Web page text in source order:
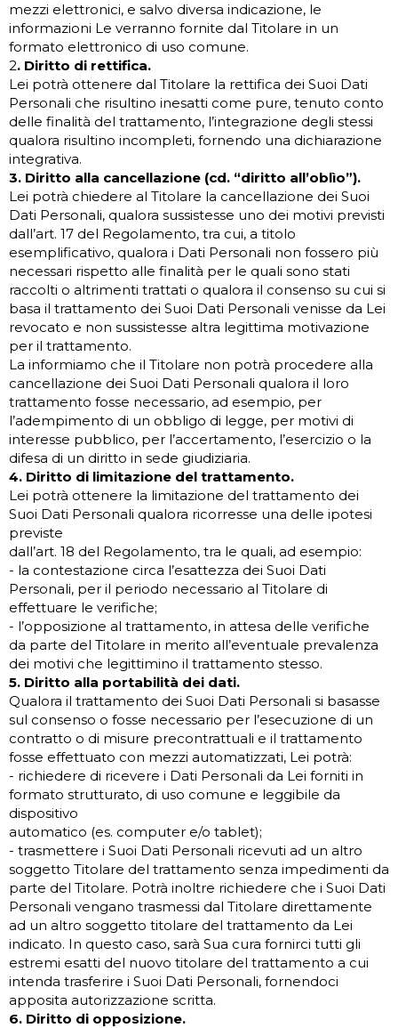
mezzi elettronici, e salvo diversa indicazione, le
informazioni Le verranno fornite dal Titolare in un
formato elettronico di uso comune.
2. Diritto di rettifica.
Lei potrà ottenere dal Titolare la rettifica dei Suoi Dati
Personali che risultino inesatti come pure, tenuto conto
delle finalità del trattamento, l’integrazione degli stessi
qualora risultino incompleti, fornendo una dichiarazione
integrativa.
3. Diritto alla cancellazione (cd. “diritto all’oblìo”).
Lei potrà chiedere al Titolare la cancellazione dei Suoi
Dati Personali, qualora sussistesse uno dei motivi previsti
dall’art. 17 del Regolamento, tra cui, a titolo
esemplificativo, qualora i Dati Personali non fossero più
necessari rispetto alle finalità per le quali sono stati
raccolti o altrimenti trattati o qualora il consenso su cui si
basa il trattamento dei Suoi Dati Personali venisse da Lei
revocato e non sussistesse altra legittima motivazione
per il trattamento.
La informiamo che il Titolare non potrà procedere alla
cancellazione dei Suoi Dati Personali qualora il loro
trattamento fosse necessario, ad esempio, per
l’adempimento di un obbligo di legge, per motivi di
interesse pubblico, per l’accertamento, l’esercizio o la
difesa di un diritto in sede giudiziaria.
4. Diritto di limitazione del trattamento.
Lei potrà ottenere la limitazione del trattamento dei
Suoi Dati Personali qualora ricorresse una delle ipotesi
previste
dall’art. 18 del Regolamento, tra le quali, ad esempio:
- la contestazione circa l’esattezza dei Suoi Dati
Personali, per il periodo necessario al Titolare di
effettuare le verifiche;
- l’opposizione al trattamento, in attesa delle verifiche
da parte del Titolare in merito all’eventuale prevalenza
dei motivi che legittimino il trattamento stesso.
5. Diritto alla portabilità dei dati.
Qualora il trattamento dei Suoi Dati Personali si basasse
sul consenso o fosse necessario per l’esecuzione di un
contratto o di misure precontrattuali e il trattamento
fosse effettuato con mezzi automatizzati, Lei potrà:
- richiedere di ricevere i Dati Personali da Lei forniti in
formato strutturato, di uso comune e leggibile da
dispositivo
automatico (es. computer e/o tablet);
- trasmettere i Suoi Dati Personali ricevuti ad un altro
soggetto Titolare del trattamento senza impedimenti da
parte del Titolare. Potrà inoltre richiedere che i Suoi Dati
Personali vengano trasmessi dal Titolare direttamente
ad un altro soggetto titolare del trattamento da Lei
indicato. In questo caso, sarà Sua cura fornirci tutti gli
estremi esatti del nuovo titolare del trattamento a cui
intenda trasferire i Suoi Dati Personali, fornendoci
apposita autorizzazione scritta.
6. Diritto di opposizione.